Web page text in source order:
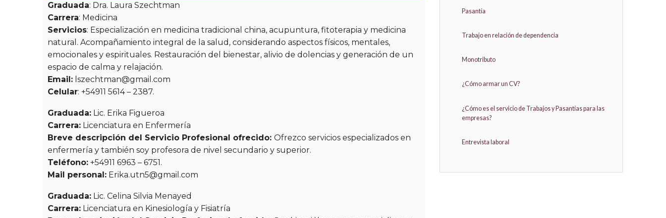
Graduada: Dra. Laura Szechtman
Carrera: Medicina
Servicios: Especialización en medicina tradicional china, acupuntura, fitoterapia y medicina
natural. Acompañamiento integral de la salud, considerando aspectos físicos, mentales,
emocionales y espirituales. Restauración del bienestar, alivio de dolencias y generación de un
espacio de calma y relajación.
Email: lszechtman@gmail.com
Celular: +54911 5614 – 2387.
Graduada:Lic. Erika Figueroa
Carrera:Licenciatura en Enfermería
Breve descripción del Servicio Profesional ofrecido: Ofrezco servicios especializados en
enfermería y también soy profesora de nivel secundario y superior.
Teléfono:+54911 6963 – 6751.
Mail personal: Erika.utn5@gmail.com
Graduada:Lic. Celina Silvia Menayed
Carrera:Licenciatura en Kinesiología y Fisiatría
Pasantía
Trabajo en relación de dependencia
Monotributo
¿Cómo armar un CV?
¿Cómo es el servicio de Trabajos y Pasantías para las
empresas?
Entrevista laboral